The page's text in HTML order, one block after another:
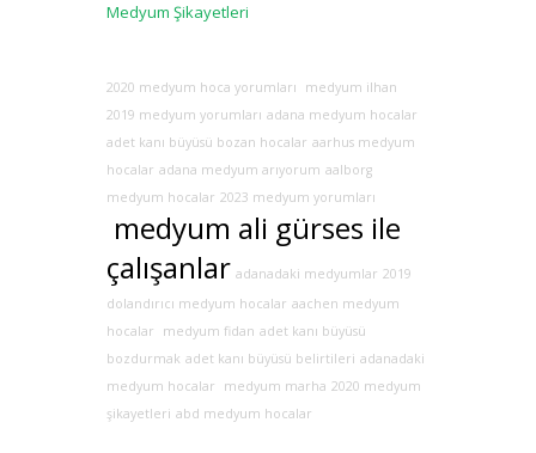
Medyum Şikayetleri
2020 medyum hoca yorumları
medyum ilhan
2019 medyum yorumları adana medyum hocalar
adet kanı büyüsü bozan hocalar aarhus medyum
hocalar adana medyum arıyorum aalborg
medyum hocalar 2023 medyum yorumları
medyum ali gürses ile
çalışanlar adanadaki medyumlar 2019
dolandırıcı medyum hocalar aachen medyum
hocalar
medyum fidan adet kanı büyüsü
bozdurmak adet kanı büyüsü belirtileri adanadaki
medyum hocalar
medyum marha 2020 medyum
şikayetleri abd medyum hocalar